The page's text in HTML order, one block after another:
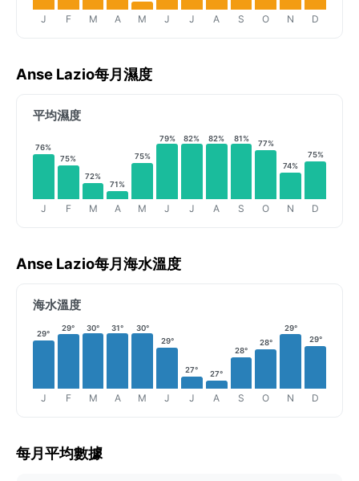
J F M A M J J A S O N D
Anse Lazio每月濕度
平均濕度
76%
J
75%
F
72%
M
71%
A
75%
M
79%
J
82%
J
82%
A
81%
S
77%
O
74%
N
75%
D
Anse Lazio每月海水溫度
海水溫度
29°
J
29°
F
30°
M
31°
A
30°
M
29°
J
27°
J
27°
A
28°
S
28°
O
29°
N
29°
D
每月平均數據